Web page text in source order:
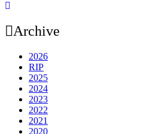
Archive
2026
RIP
2025
2024
2023
2022
2021
2020